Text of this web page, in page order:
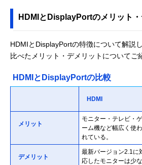
HDMIとDisplayPortのメリット・
HDMIとDisplayPortの特徴について解説
比べたメリット・デメリットについてご
HDMIとDisplayPortの比較
HDMI
メリット
モニター・テレビ・ゲ
ーム機など幅広く使わ
れている。
デメリット
最新バージョン2.1に
応したモニターは少な